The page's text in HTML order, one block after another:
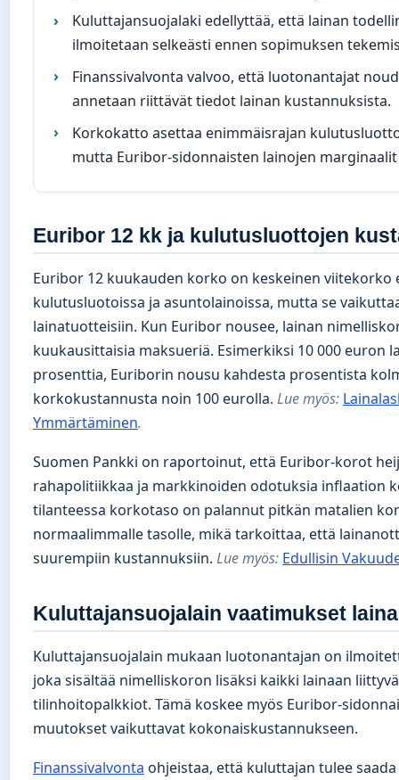
Kuluttajansuojalaki edellyttää, että lainan
ilmoitetaan selkeästi ennen sopimuksen
Finanssivalvonta valvoo, että luotonantajat
annetaan riittävät tiedot lainan kustannuksista.
Korkokatto asettaa enimmäisrajan
mutta Euribor-sidonnaisten lainojen
Euribor 12 kk ja kulutusluottojen
Euribor 12 kuukauden korko on keskeinen viitekorko
kulutusluotoissa ja asuntolainoissa, mutta se
lainatuotteisiin. Kun Euribor nousee, lainan
kuukausittaisia maksueriä. Esimerkiksi 10 000 euron
prosenttia, Euriborin nousu kahdesta prosentista
korkokustannusta noin 100 eurolla. Lue myös:
Ymmärtäminen.
Suomen Pankki on raportoinut, että Euribor-korot
rahapolitiikkaa ja markkinoiden odotuksia inflaation
tilanteessa korkotaso on palannut pitkän matalien
normaalimmalle tasolle, mikä tarkoittaa, että
suurempiin kustannuksiin. Lue myös: Edullisin
Kuluttajansuojalain vaatimukset
Kuluttajansuojalain mukaan luotonantajan on
joka sisältää nimelliskoron lisäksi kaikki lainaan
tilinhoitopalkkiot. Tämä koskee myös Euribor-
muutokset vaikuttavat kokonaiskustannukseen.
Finanssivalvonta ohjeistaa, että kuluttajan tulee